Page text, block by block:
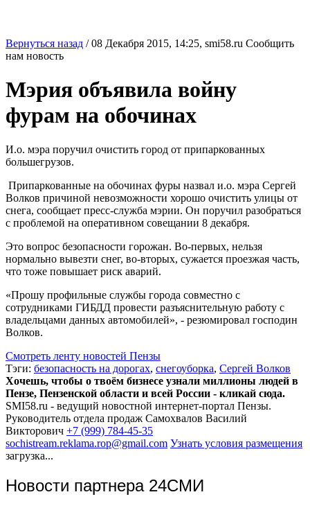
Вернуться назад /08 Декабря 2015, 14:25, smi58.ru Сообщить
нам новость
Мэрия объявила войну
фурам на обочинах
И.о. мэра поручил очистить город от припаркованных
большегрузов.
Припаркованные на обочинах фуры назвал и.о. мэра Сергей
Волков причиной невозможности хорошо очистить улицы от
снега, сообщает пресс-служба мэрии. Он поручил разобраться
с проблемой на оперативном совещании 8 декабря.
Это вопрос безопасности горожан. Во-первых, нельзя
нормально вывезти снег, во-вторых, сужается проезжая часть,
что тоже повышает риск аварий.
«Прошу профильные службы города совместно с
сотрудниками ГИБДД провести разъяснительную работу с
владельцами данных автомобилей», - резюмировал господин
Волков.
Смотреть ленту новостей Пензы
Тэги: безопасность на дорогах, снегоуборка, Сергей Волков
Хочешь, чтобы о твоём бизнесе узнали миллионы людей в
Пензе, Пензенской области и всей России - кликай сюда.
SMI58.ru - ведущий новостной интернет-портал Пензы.
Руководитель отдела продаж Самохвалов Василий
Викторович +7 (999) 784-45-35
sochistream.reklama.rop@gmail.com Узнать условия размещения
загрузка...
Новости партнера 24СМИ